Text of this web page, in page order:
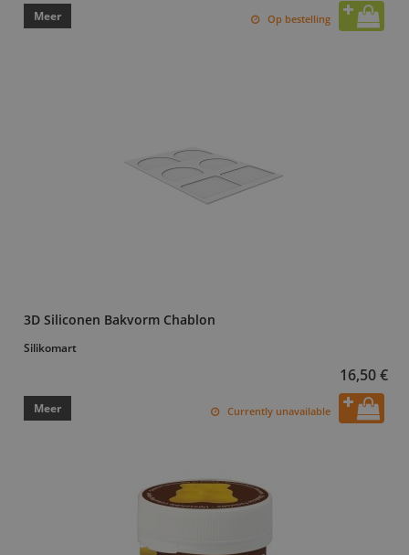
Meer Op bestelling
3D Siliconen Bakvorm Chablon
Silikomart
16,50 €
Meer Currently unavailable